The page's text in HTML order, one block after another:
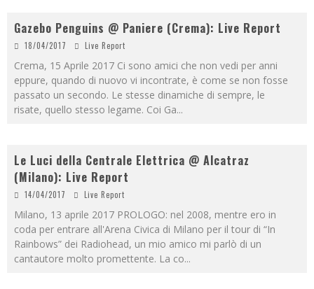
Gazebo Penguins @ Paniere (Crema): Live Report
18/04/2017 Live Report
Crema, 15 Aprile 2017 Ci sono amici che non vedi per anni
eppure, quando di nuovo vi incontrate, è come se non fosse
passato un secondo. Le stesse dinamiche di sempre, le
risate, quello stesso legame. Coi Ga...
Le Luci della Centrale Elettrica @ Alcatraz
(Milano): Live Report
14/04/2017 Live Report
Milano, 13 aprile 2017 PROLOGO: nel 2008, mentre ero in
coda per entrare all'Arena Civica di Milano per il tour di “In
Rainbows” dei Radiohead, un mio amico mi parlò di un
cantautore molto promettente. La co...